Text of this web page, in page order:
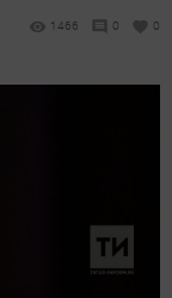
1466 0 0